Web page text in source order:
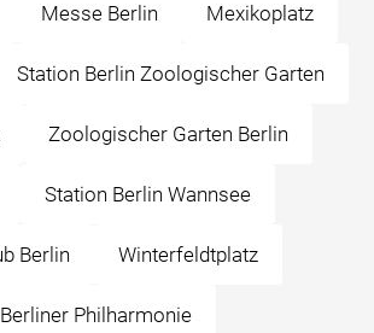
Messe Berlin Mexikoplatz
Station Berlin Zoologischer Garten
Zoologischer Garten Berlin
Station Berlin Wannsee
Berlin Winterfeldtplatz
Berliner Philharmonie